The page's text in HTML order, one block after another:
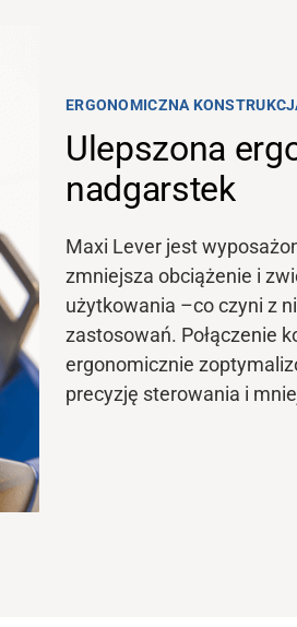
ERGONOMICZNA
Ulepszona
nadgarstek
Maxi Lever jest
zmniejsza obciążenie i
użytkowania –co czyni z
zastosowań. Połączenie
ergonomicznie
precyzję sterowania i